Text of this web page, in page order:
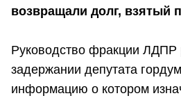
возвращали долг, взятый
Руководство фракции ЛДПР
задержании депутата
информацию о котором